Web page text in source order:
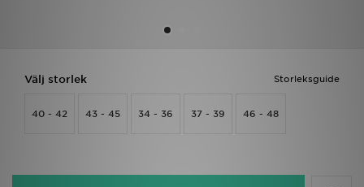
Storleksguide
Välj storlek
40 - 42 43 - 45 34 - 36 37 - 39 46 - 48